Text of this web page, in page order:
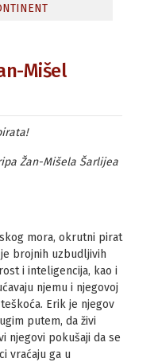
Mišel
Žan-Mišela Šarlijea
mora, okrutni pirat
brojnih uzbudljivih
i inteligencija, kao i
njemu i njegovoj
Erik je njegov
putem, da živi
njegovi pokušaji da se
vraćaju ga u